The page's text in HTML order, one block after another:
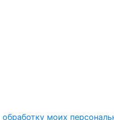
обработку моих